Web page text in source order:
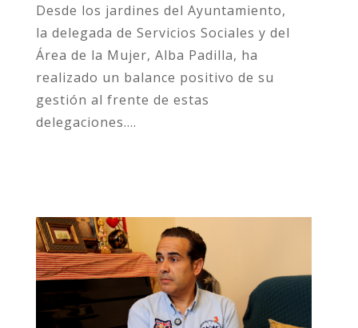
Desde los jardines del Ayuntamiento,
la delegada de Servicios Sociales y del
Área de la Mujer, Alba Padilla, ha
realizado un balance positivo de su
gestión al frente de estas
delegaciones....